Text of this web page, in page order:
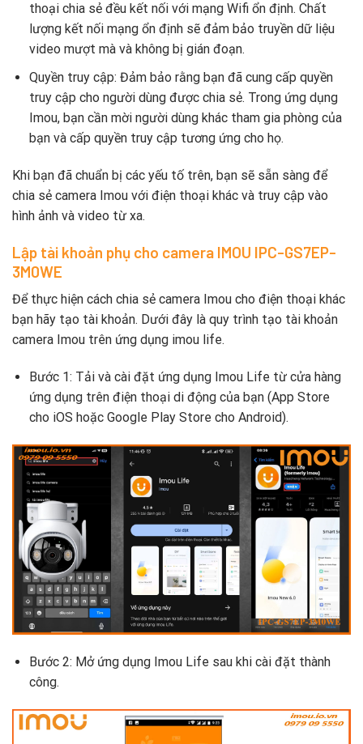
thoại chia sẻ đều kết nối với mạng Wifi ổn định. Chất
lượng kết nối mạng ổn định sẽ đảm bảo truyền dữ liệu
video mượt mà và không bị gián đoạn.
Quyền truy cập: Đảm bảo rằng bạn đã cung cấp quyền
truy cập cho người dùng được chia sẻ. Trong ứng dụng
Imou, bạn cần mời người dùng khác tham gia phòng của
bạn và cấp quyền truy cập tương ứng cho họ.
Khi bạn đã chuẩn bị các yếu tố trên, bạn sẽ sẵn sàng để
chia sẻ camera Imou với điện thoại khác và truy cập vào
hình ảnh và video từ xa.
Lập tài khoản phụ cho camera IMOU IPC-GS7EP-
3M0WE
Để thực hiện cách chia sẻ camera Imou cho điện thoại khác
bạn hãy tạo tài khoản. Dưới đây là quy trình tạo tài khoản
camera Imou trên ứng dụng imou life.
Bước 1: Tải và cài đặt ứng dụng Imou Life từ cửa hàng
ứng dụng trên điện thoại di động của bạn (App Store
cho iOS hoặc Google Play Store cho Android).
Bước 2: Mở ứng dụng Imou Life sau khi cài đặt thành
công.